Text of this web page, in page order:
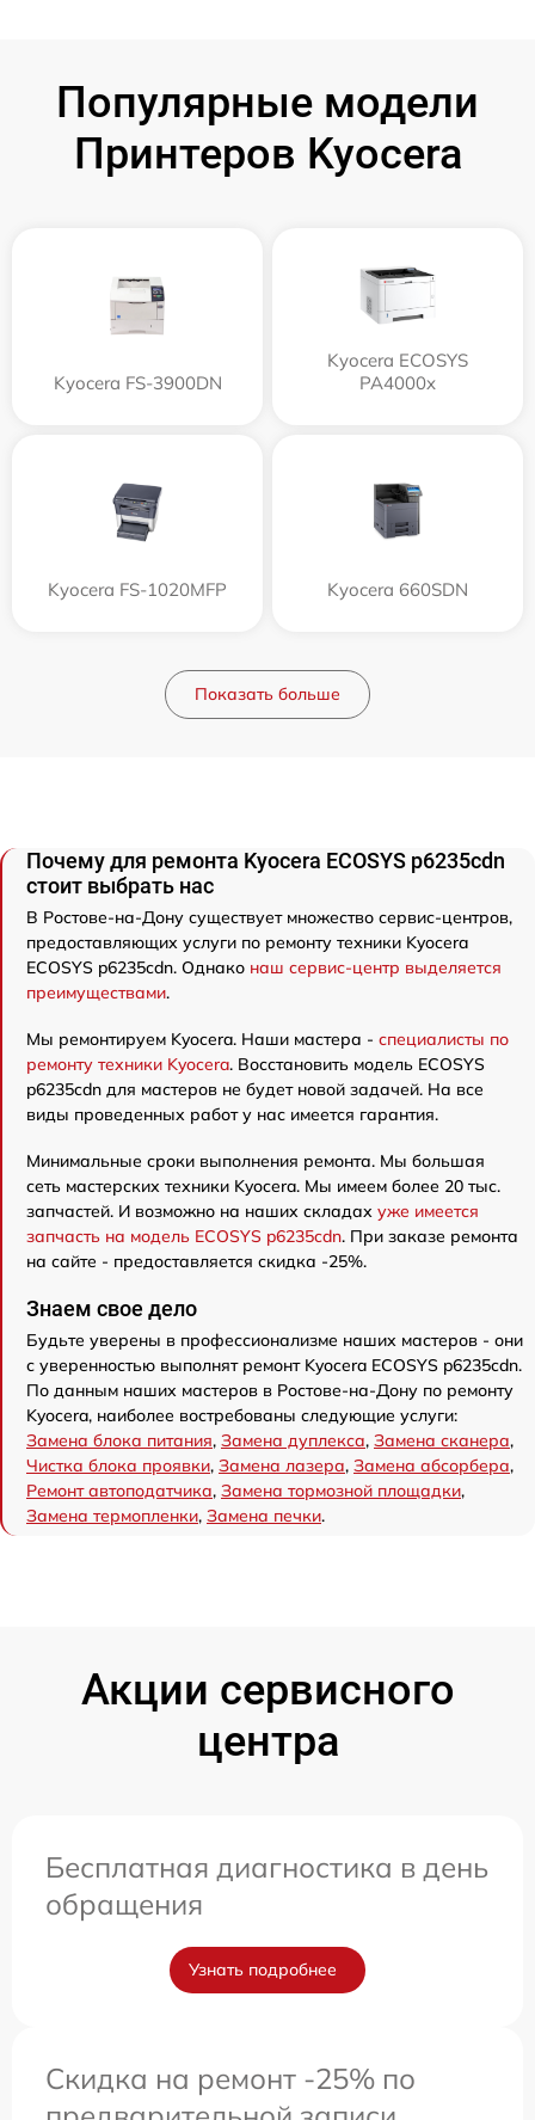
Популярные модели
Принтеров Kyocera
Kyocera FS-3900DN
Kyocera ECOSYS
PA4000x
Kyocera FS-1020MFP Kyocera 660SDN
Показать больше
Почему для ремонта Kyocera ECOSYS p6235cdn
стоит выбрать нас
В Ростове-на-Дону существует множество сервис-центров,
предоставляющих услуги по ремонту техники Kyocera
ECOSYS p6235cdn. Однако наш сервис-центр выделяется
преимуществами.
Мы ремонтируем Kyocera. Наши мастера - специалисты по
ремонту техники Kyocera. Восстановить модель ECOSYS
p6235cdn для мастеров не будет новой задачей. На все
виды проведенных работ у нас имеется гарантия.
Минимальные сроки выполнения ремонта. Мы большая
сеть мастерских техники Kyocera. Мы имеем более 20 тыс.
запчастей. И возможно на наших складах уже имеется
запчасть на модель ECOSYS p6235cdn. При заказе ремонта
на сайте - предоставляется скидка -25%.
Знаем свое дело
Будьте уверены в профессионализме наших мастеров - они
с уверенностью выполнят ремонт Kyocera ECOSYS p6235cdn.
По данным наших мастеров в Ростове-на-Дону по ремонту
Kyocera, наиболее востребованы следующие услуги:
Замена блока питания, Замена дуплекса, Замена сканера,
Чистка блока проявки, Замена лазера, Замена абсорбера,
Ремонт автоподатчика, Замена тормозной площадки,
Замена термопленки, Замена печки.
Акции сервисного
центра
Бесплатная диагностика в день
обращения
Узнать подробнее
Скидка на ремонт -25% по